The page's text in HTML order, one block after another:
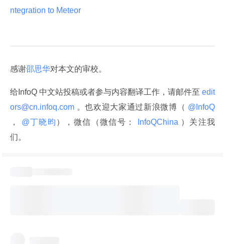
ntegration to Meteor
感谢邵思华对本文的审校。
给InfoQ 中文站投稿或者参与内容翻译工作，请邮件至 edit
ors@cn.infoq.com 。也欢迎大家通过新浪微博（
，
@丁晓昀 ），微信（微信号： InfoQChina ）关注我
们。